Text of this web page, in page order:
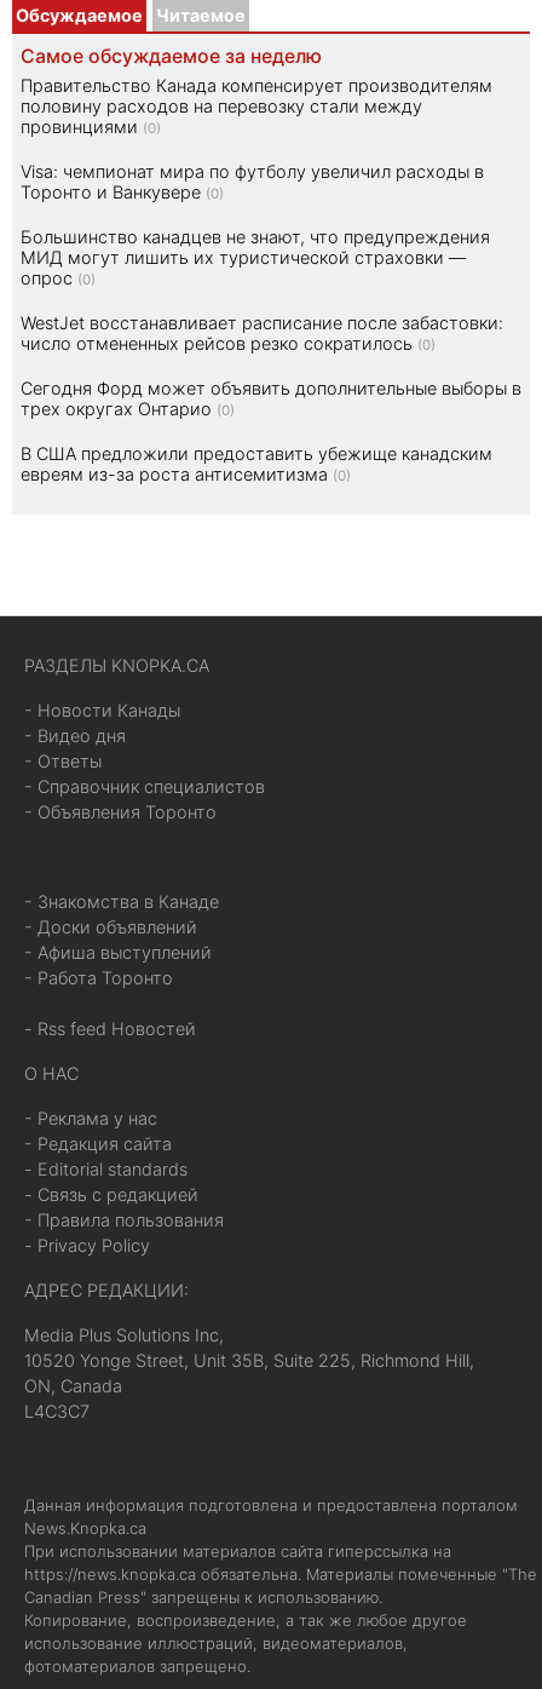
Обсуждаемое Читаемое
Самое обсуждаемое за неделю
Правительство Канада компенсирует производителям
половину расходов на перевозку стали между
провинциями (0)
Visa: чемпионат мира по футболу увеличил расходы в
Торонто и Ванкувере (0)
Большинство канадцев не знают, что предупреждения
МИД могут лишить их туристической страховки —
опрос (0)
WestJet восстанавливает расписание после забастовки:
число отмененных рейсов резко сократилось (0)
Сегодня Форд может объявить дополнительные выборы в
трех округах Онтарио (0)
В США предложили предоставить убежище канадским
евреям из-за роста антисемитизма (0)
РАЗДЕЛЫ KNOPKA.CA
- Новости Канады
- Видео дня
- Ответы
- Справочник специалистов
- Объявления Торонто
- Знакомства в Канаде
- Доски объявлений
- Афиша выступлений
- Работа Торонто
- Rss feed Новостей
О НАС
- Реклама у нас
- Редакция сайта
- Editorial standards
- Связь с редакцией
- Правила пользования
- Privacy Policy
АДРЕС РЕДАКЦИИ:
Media Plus Solutions Inc,
10520 Yonge Street, Unit 35B, Suite 225, Richmond Hill,
ON, Canada
L4C3C7
Данная информация подготовлена и предоставлена порталом
News.Knopka.ca
При использовании материалов сайта гиперссылка на
https://news.knopka.ca обязательна. Материалы помеченные "The
Canadian Press" запрещены к использованию.
Копирование, воспроизведение, а так же любое другое
использование иллюстраций, видеоматериалов,
фотоматериалов запрещено.